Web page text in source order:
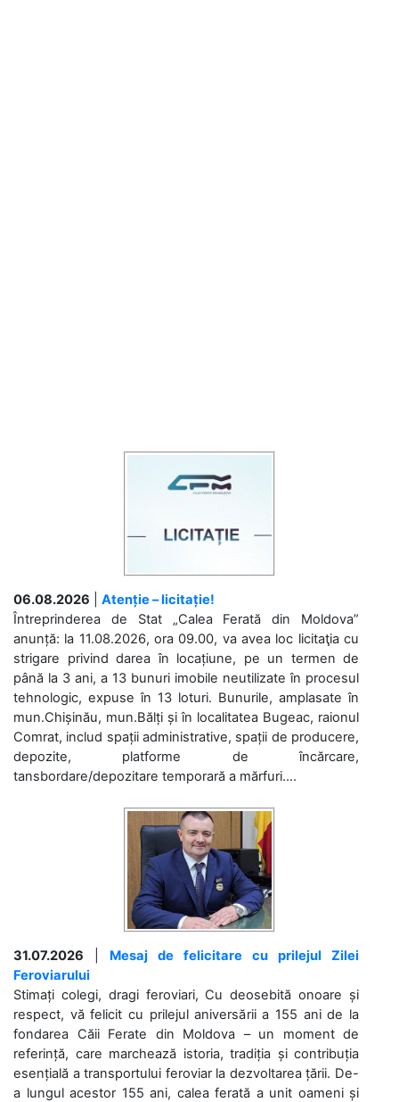
06.08.2026
Atenție – licitație!
Întreprinderea de Stat „Calea Ferată din Moldova”
anunță: la 11.08.2026, ora 09.00, va avea loc licitaţia cu
strigare privind darea în locațiune, pe un termen de
până la 3 ani, a 13 bunuri imobile neutilizate în procesul
tehnologic, expuse în 13 loturi. Bunurile, amplasate în
mun.Chișinău, mun.Bălți și în localitatea Bugeac, raionul
Comrat, includ spații administrative, spații de producere,
depozite, platforme de încărcare,
tansbordare/depozitare temporară a mărfuri....
31.07.2026
Mesaj de felicitare cu prilejul Zilei
Feroviarului
Stimați colegi, dragi feroviari, Cu deosebită onoare și
respect, vă felicit cu prilejul aniversării a 155 ani de la
fondarea Căii Ferate din Moldova – un moment de
referință, care marchează istoria, tradiția și contribuția
esențială a transportului feroviar la dezvoltarea țării. De-
a lungul acestor 155 ani, calea ferată a unit oameni și